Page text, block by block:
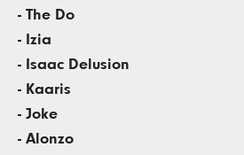
- The Do
- Izia
- Isaac Delusion
- Kaaris
- Joke
- Alonzo